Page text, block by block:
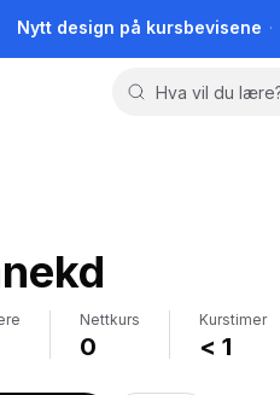
Nytt design på kursbevisene ·
Nettkurs
0
Kurstimer
< 1